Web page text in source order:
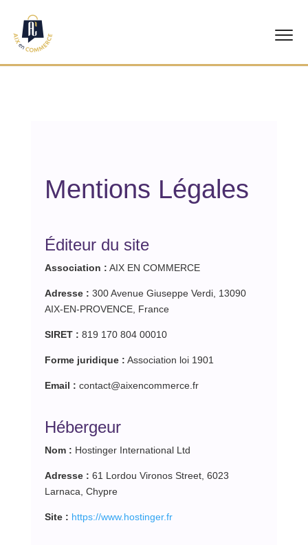
Notre association
Contact
Mentions Légales
Éditeur du site
Association : AIX EN COMMERCE
Adresse : 300 Avenue Giuseppe Verdi, 13090
AIX-EN-PROVENCE, France
SIRET : 819 170 804 00010
Forme juridique : Association loi 1901
Email : contact@aixencommerce.fr
Hébergeur
Nom : Hostinger International Ltd
Adresse : 61 Lordou Vironos Street, 6023
Larnaca, Chypre
Site : https://www.hostinger.fr